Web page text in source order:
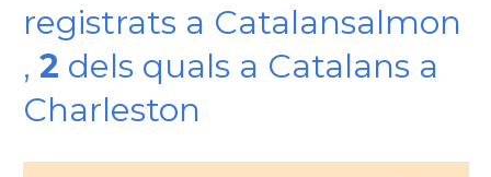
registrats a Catalansalmon
, 2 dels quals a Catalans a
Charleston